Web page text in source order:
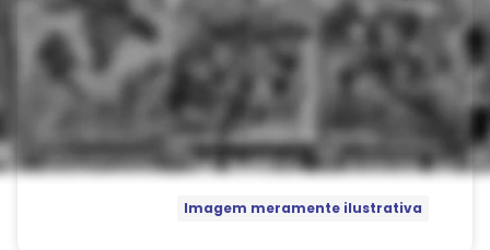
Imagem meramente ilustrativa